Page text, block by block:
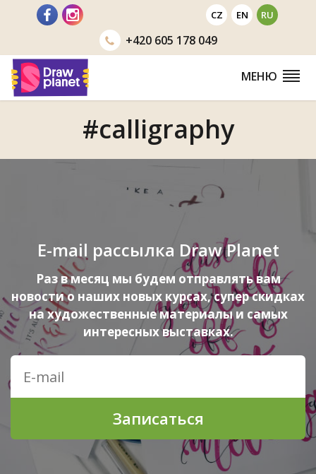
Перейти CZ EN RU
+420605 178 049
МЕНЮ
#calligraphy
E-mail рассылка Draw Planet
Раз в месяц мы будем отправлять вам
новости о наших новых курсах, супер скидках
на художественные материалы и самых
интересных выставках.
Записаться